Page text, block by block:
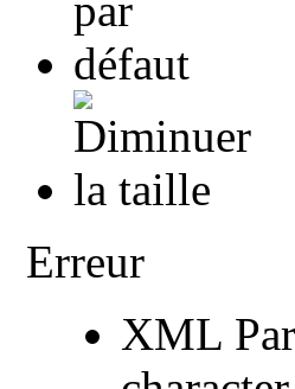
Erreur
XML